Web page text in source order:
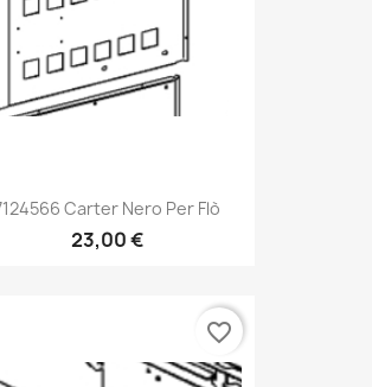
Carter Nero Per Flò
23,00 €
favorite_border